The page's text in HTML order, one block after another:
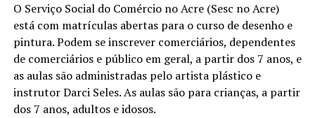
O Serviço Social do Comércio no Acre (Sesc no Acre)
está com matrículas abertas para o curso de desenho e
pintura. Podem se inscrever comerciários, dependentes
de comerciários e público em geral, a partir dos 7 anos, e
as aulas são administradas pelo artista plástico e
instrutor Darci Seles. As aulas são para crianças, a partir
dos 7 anos, adultos e idosos.